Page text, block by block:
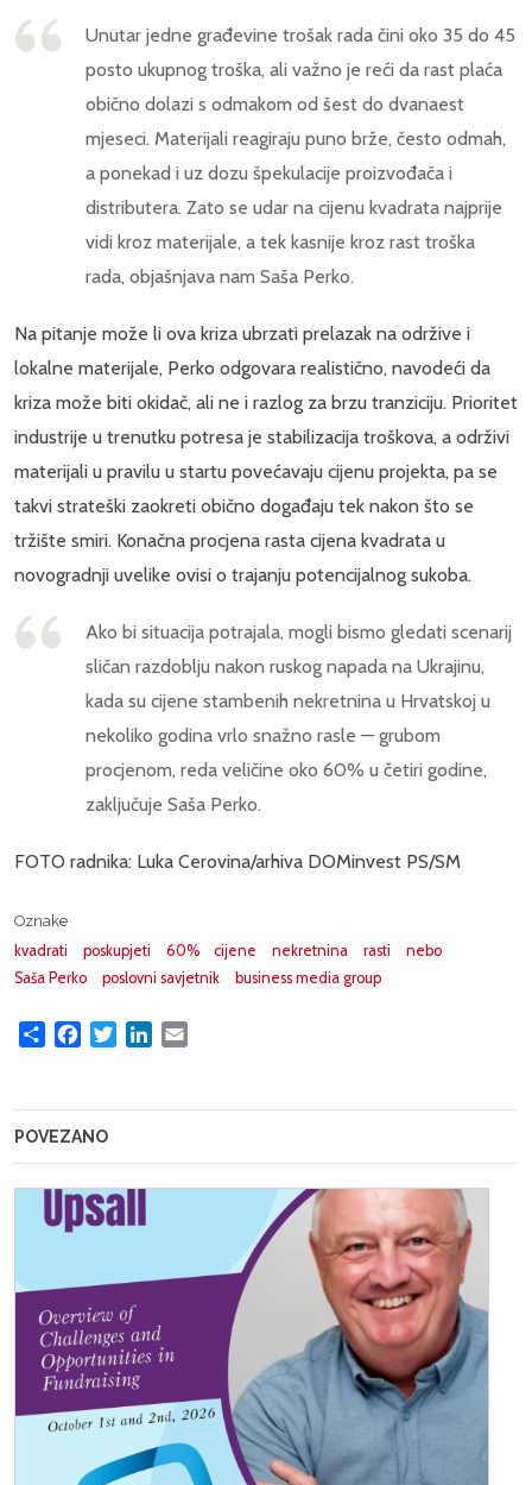
Unutar jedne građevine trošak rada čini oko 35 do 45
posto ukupnog troška, ali važno je reći da rast plaća
obično dolazi s odmakom od šest do dvanaest
mjeseci. Materijali reagiraju puno brže, često odmah,
a ponekad i uz dozu špekulacije proizvođača i
distributera. Zato se udar na cijenu kvadrata najprije
vidi kroz materijale, a tek kasnije kroz rast troška
rada, objašnjava nam Saša Perko.
Na pitanje može li ova kriza ubrzati prelazak na održive i
lokalne materijale, Perko odgovara realistično, navodeći da
kriza može biti okidač, ali ne i razlog za brzu tranziciju. Prioritet
industrije u trenutku potresa je stabilizacija troškova, a održivi
materijali u pravilu u startu povećavaju cijenu projekta, pa se
takvi strateški zaokreti obično događaju tek nakon što se
tržište smiri. Konačna procjena rasta cijena kvadrata u
novogradnji uvelike ovisi o trajanju potencijalnog sukoba.
Ako bi situacija potrajala, mogli bismo gledati scenarij
sličan razdoblju nakon ruskog napada na Ukrajinu,
kada su cijene stambenih nekretnina u Hrvatskoj u
nekoliko godina vrlo snažno rasle — grubom
procjenom, reda veličine oko 60% u četiri godine,
zaključuje Saša Perko.
FOTO radnika: Luka Cerovina/arhiva DOMinvest PS/SM
Oznake
kvadrati
poskupjeti 60% cijene nekretnina rasti
nebo
Saša Perko
poslovni savjetnik business media group
Share FacebookTwitterLinkedIn
POVEZANO